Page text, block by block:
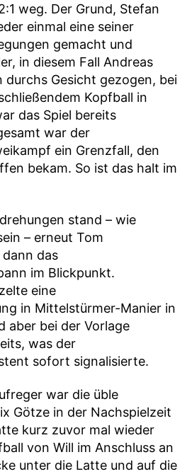
weg. Der Grund, Stefan
einmal eine seiner
gemacht und
in diesem Fall Andreas
durchs Gesicht gezogen, bei
Kopfball in
das Spiel bereits
war der
ein Grenzfall, den
bekam. So ist das halt im
stand – wie
– erneut Tom
das
im Blickpunkt.
eine
in Mittelstürmer-Manier in
aber bei der Vorlage
was der
sofort signalisierte.
war die üble
Götze in der Nachspielzeit
kurz zuvor mal wieder
von Will im Anschluss an
unter die Latte und auf die